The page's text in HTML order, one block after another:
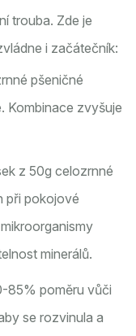
trouba. Zde je
i začátečník:
pšeničné
Kombinace zvyšuje
z 50g celozrnné
při pokojové
minerálů.
85% poměru vůči
se rozvinula a